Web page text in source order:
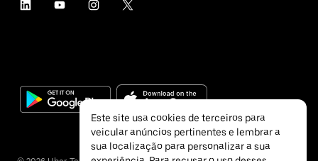
Este site usa cookies de terceiros para
veicular anúncios pertinentes e lembrar a
sua localização para personalizar a sua